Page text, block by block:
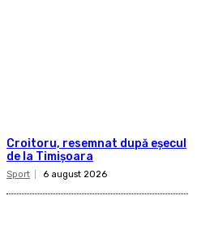
Croitoru, resemnat după eșecul
de la Timișoara
Sport 6 august 2026